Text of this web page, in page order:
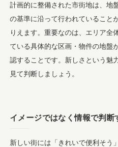
計画的に整備された市街地は、地
の基準に沿って行われていること
りえます。重要なのは、エリア全
ている具体的な区画・物件の地盤
認することです。新しさという魅
見て判断しましょう。
イメージではなく情報で判断
新しい街には「きれいで便利そう